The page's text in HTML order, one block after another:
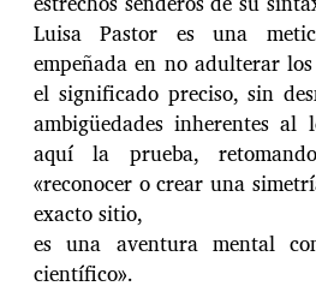
Luisa Pastor es una
empeñada en no adulterar
el significado preciso, sin
ambigüedades inherentes al
aquí la prueba,
«reconocer o crear una
exacto sitio,
es una aventura mental
científico».